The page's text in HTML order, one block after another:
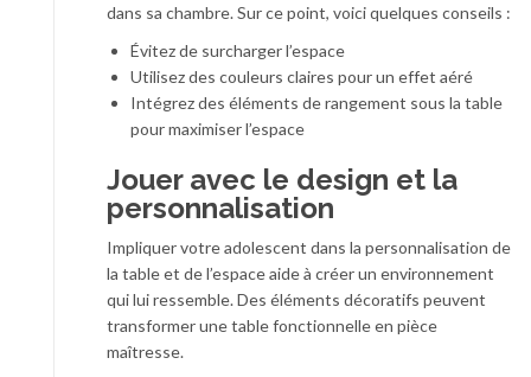
dans sa chambre. Sur ce point, voici quelques conseils :
Évitez de surcharger l’espace
Utilisez des couleurs claires pour un effet aéré
Intégrez des éléments de rangement sous la table
pour maximiser l’espace
Jouer avec le design et la
personnalisation
Impliquer votre adolescent dans la personnalisation de
la table et de l’espace aide à créer un environnement
qui lui ressemble. Des éléments décoratifs peuvent
transformer une table fonctionnelle en pièce
maîtresse.